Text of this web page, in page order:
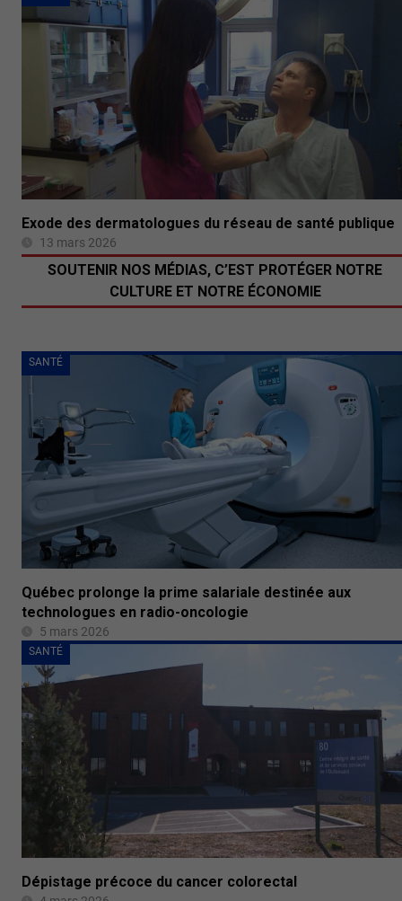
Exode des dermatologues du réseau de santé publique
13 mars 2026
SANTÉ
Québec prolonge la prime salariale destinée aux
technologues en radio-oncologie
5 mars 2026
SANTÉ
Dépistage précoce du cancer colorectal
SOUTENIR NOS MÉDIAS, C’EST PROTÉGER NOTRE
CULTURE ET NOTRE ÉCONOMIE